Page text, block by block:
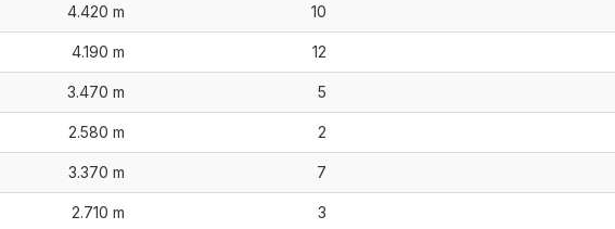
4.420 m 10
4.190 m 12
3.470 m 5
2.580 m 2
3.370 m 7
2.710 m 3